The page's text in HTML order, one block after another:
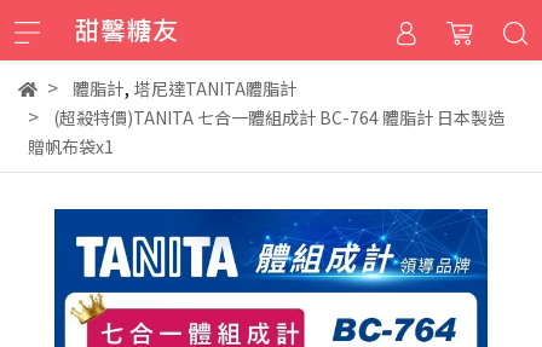
體脂計, 塔尼達TANITA體脂計
(超殺特價)TANITA 七合一體組成計 BC-764 體脂計 日本製造
贈帆布袋x1